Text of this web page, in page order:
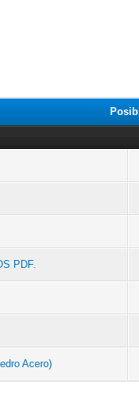
PDF.
Acero)